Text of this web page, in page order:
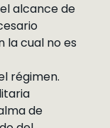
alcance de
la cual no es
régimen.
de